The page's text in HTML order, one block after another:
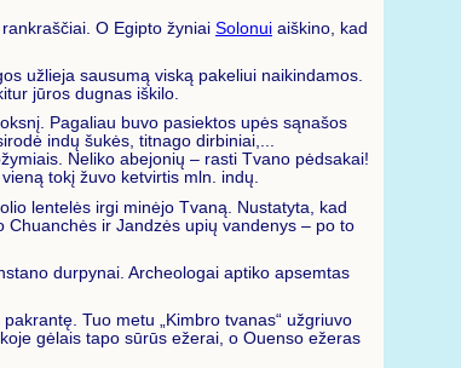
O Egipto žyniai Solonui aiškino, kad
užlieja sausumą viską pakeliui naikindamos.
jūros dugnas iškilo.
Pagaliau buvo pasiektos upės sąnašos
indų šukės, titnago dirbiniai,...
Neliko abejonių – rasti Tvano pėdsakai!
tokį žuvo ketvirtis mln. indų.
lentelės irgi minėjo Tvaną. Nustatyta, kad
ir Jandzės upių vandenys – po to
durpynai. Archeologai aptiko apsemtas
Tuo metu „Kimbro tvanas“ užgriuvo
gėlais tapo sūrūs ežerai, o Ouenso ežeras